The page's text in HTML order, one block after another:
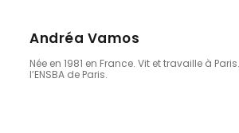
Andréa Vamos
Née en 1981 en France. Vit et travaille à
l’ENSBA de Paris.